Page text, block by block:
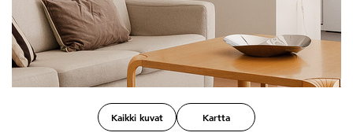
Kaikki kuvat Kartta